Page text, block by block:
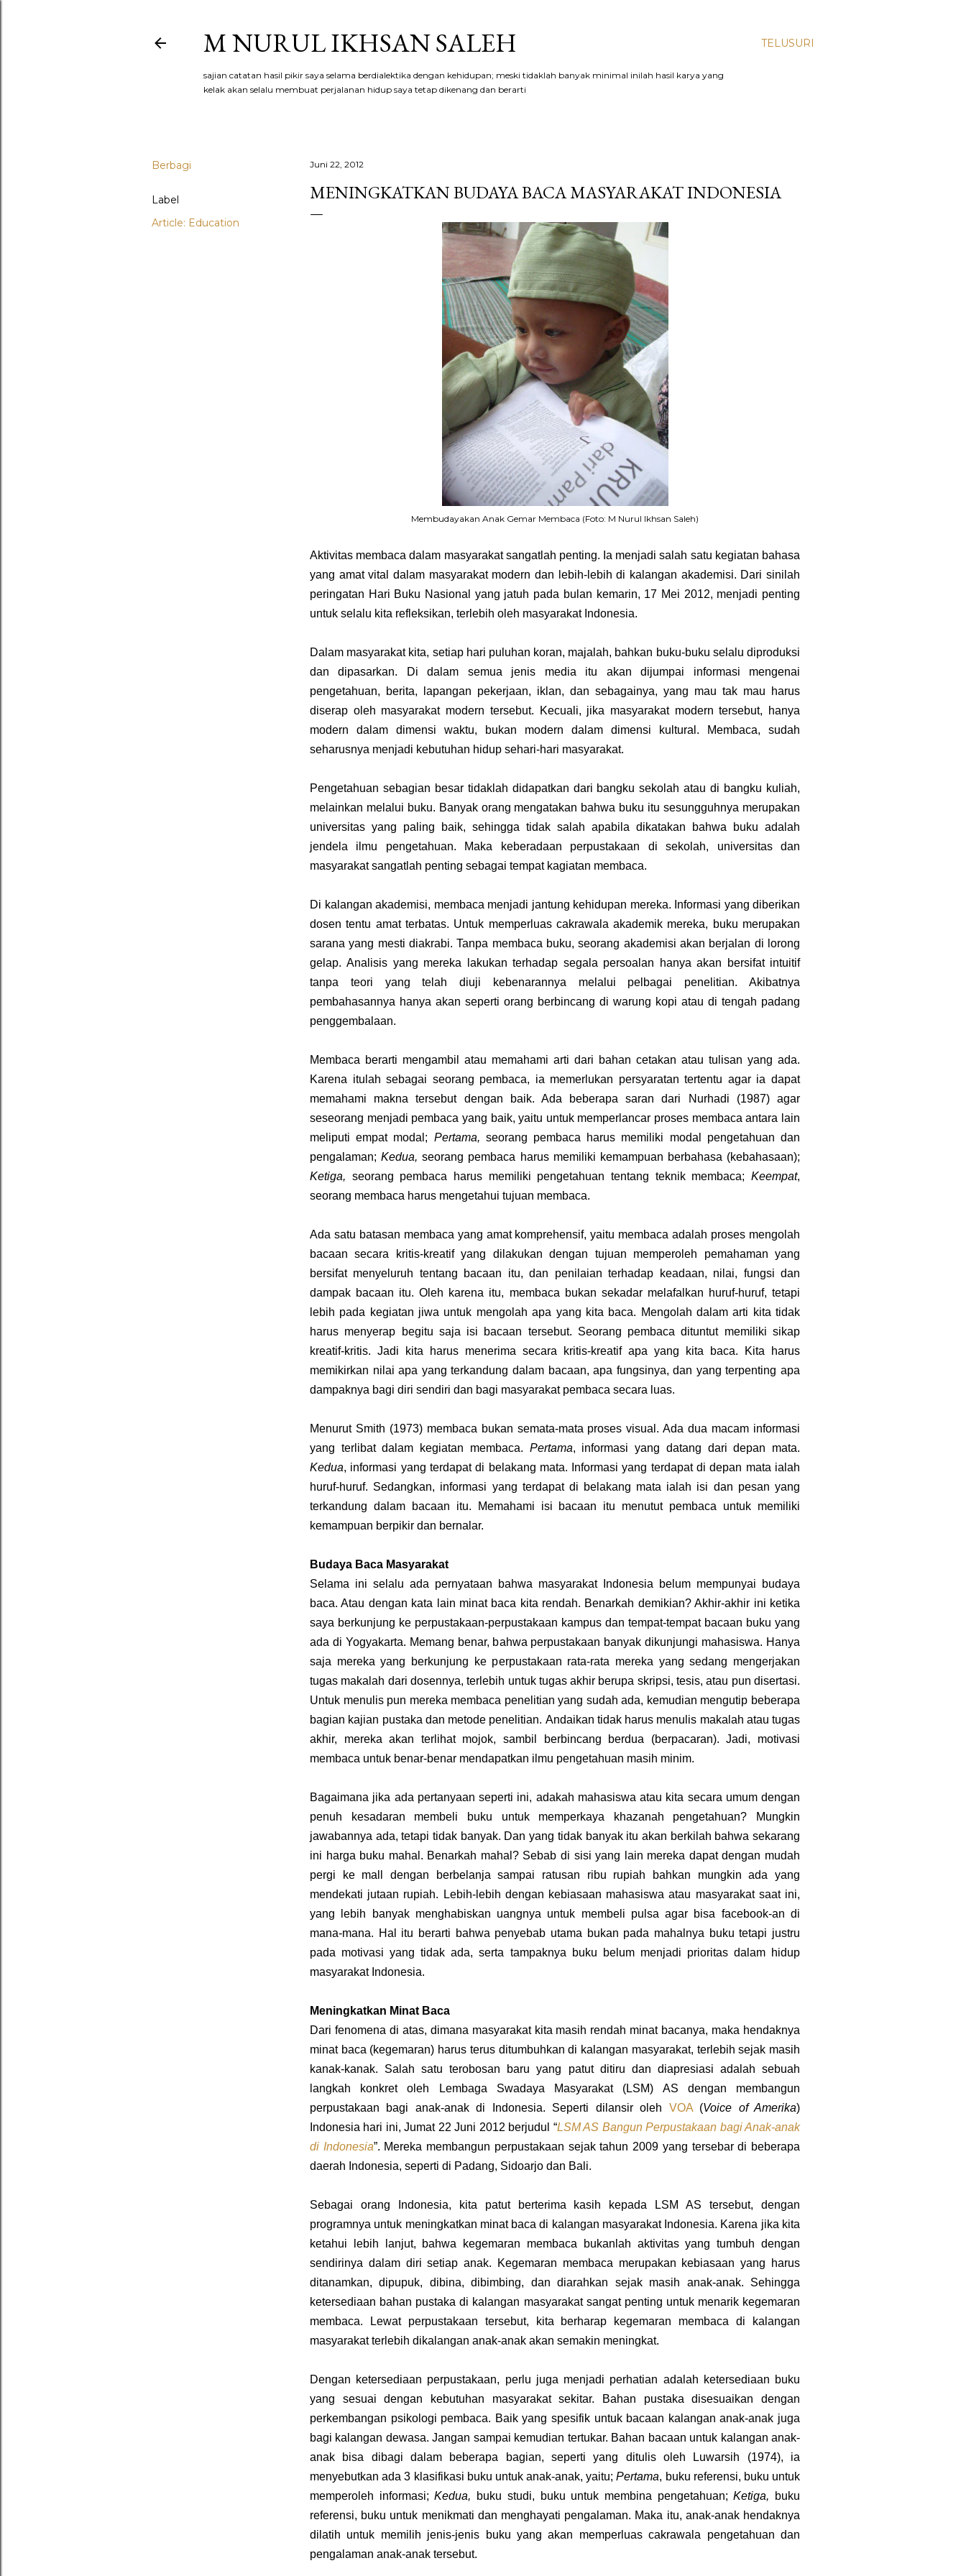
TELUSURI
M NURUL IKHSAN SALEH
sajian catatan hasil pikir saya selama berdialektika dengan kehidupan; meski tidaklah banyak minimal inilah hasil karya yang
kelak akan selalu membuat perjalanan hidup saya tetap dikenang dan berarti
Berbagi
Label
Article: Education
Juni 22, 2012
MENINGKATKAN BUDAYA BACA MASYARAKAT INDONESIA
Membudayakan Anak Gemar Membaca (Foto: M Nurul Ikhsan Saleh)
Aktivitas membaca dalam masyarakat sangatlah penting. Ia menjadi salah satu kegiatan bahasa
yang amat vital dalam masyarakat modern dan lebih-lebih di kalangan akademisi. Dari sinilah
peringatan Hari Buku Nasional yang jatuh pada bulan kemarin, 17 Mei 2012, menjadi penting
untuk selalu kita refleksikan, terlebih oleh masyarakat Indonesia.
Dalam masyarakat kita, setiap hari puluhan koran, majalah, bahkan buku-buku selalu diproduksi
dan dipasarkan.
Di dalam semua jenis media itu akan dijumpai informasi mengenai
pengetahuan, berita, lapangan pekerjaan, iklan, dan sebagainya, yang mau tak mau harus
diserap oleh masyarakat modern tersebut. Kecuali, jika masyarakat modern tersebut, hanya
modern dalam dimensi waktu, bukan modern dalam dimensi kultural. Membaca, sudah
seharusnya menjadi kebutuhan hidup sehari-hari masyarakat.
Pengetahuan sebagian besar tidaklah didapatkan dari bangku sekolah atau di bangku kuliah,
melainkan melalui buku. Banyak orang mengatakan bahwa buku itu sesungguhnya merupakan
universitas yang paling baik, sehingga tidak salah apabila dikatakan bahwa buku adalah
jendela ilmu pengetahuan. Maka keberadaan perpustakaan di sekolah, universitas dan
masyarakat sangatlah penting sebagai tempat kagiatan membaca.
Di kalangan akademisi, membaca menjadi jantung kehidupan mereka. Informasi yang diberikan
dosen tentu amat terbatas. Untuk memperluas cakrawala akademik mereka, buku merupakan
sarana yang mesti diakrabi.Tanpa membaca buku, seorang akademisi akan berjalan di lorong
gelap.Analisis yang mereka lakukan terhadap segala persoalan hanya akan bersifat intuitif
tanpa teori yang telah diuji kebenarannya melalui pelbagai penelitian. Akibatnya
pembahasannya hanya akan seperti orang berbincang di warung kopi atau di tengah padang
penggembalaan.
Membaca berarti mengambil atau memahami arti dari bahan cetakan atau tulisan yang ada.
Karena itulah sebagai seorang pembaca, ia memerlukan persyaratan tertentu agar ia dapat
memahami makna tersebut dengan baik. Ada beberapa saran dari Nurhadi (1987) agar
seseorang menjadi pembaca yang baik, yaitu untuk memperlancar proses membaca antara lain
meliputi empat modal; Pertama, seorang pembaca harus memiliki modal pengetahuan dan
pengalaman;Kedua,seorang pembaca harus memiliki kemampuan berbahasa (kebahasaan);
Ketiga, seorang pembaca harus memiliki pengetahuan tentang teknik membaca;Keempat,
seorang membaca harus mengetahui tujuan membaca.
Ada satu batasan membaca yang amat komprehensif, yaitu membaca adalah proses mengolah
bacaan secara kritis-kreatif yang dilakukan dengan tujuan memperoleh pemahaman yang
bersifat menyeluruh tentang bacaan itu, dan penilaian terhadap keadaan, nilai, fungsi dan
dampak bacaan itu. Oleh karena itu, membaca bukan sekadar melafalkan huruf-huruf, tetapi
lebih pada kegiatan jiwa untuk mengolah apa yang kita baca. Mengolah dalam arti kita tidak
harus menyerap begitu saja isi bacaan tersebut. Seorang pembaca dituntut memiliki sikap
kreatif-kritis. Jadi kita harus menerima secara kritis-kreatif apa yang kita baca. Kita harus
memikirkan nilai apa yang terkandung dalam bacaan, apa fungsinya, dan yang terpenting apa
dampaknya bagi diri sendiri dan bagi masyarakat pembaca secara luas.
Menurut Smith (1973) membaca bukan semata-mata proses visual. Ada dua macam informasi
yang terlibat dalam kegiatan membaca. Pertama, informasi yang datang dari depan mata.
Kedua, informasi yang terdapat di belakang mata. Informasi yang terdapat di depan mata ialah
huruf-huruf. Sedangkan, informasi yang terdapat di belakang mata ialah isi dan pesan yang
terkandung dalam bacaan itu. Memahami isi bacaan itu menutut pembaca untuk memiliki
kemampuan berpikir dan bernalar.
Budaya Baca Masyarakat
Selama ini selalu ada pernyataan bahwa masyarakat Indonesia belum mempunyai budaya
baca. Atau dengan kata lain minat baca kita rendah. Benarkah demikian? Akhir-akhir ini ketika
saya berkunjung ke perpustakaan-perpustakaan kampus dan tempat-tempat bacaan buku yang
ada di Yogyakarta. Memang benar, bahwa perpustakaan banyak dikunjungi mahasiswa. Hanya
saja mereka yang berkunjung ke perpustakaan rata-rata mereka yang sedang mengerjakan
tugas makalah dari dosennya, terlebih untuk tugas akhir berupa skripsi, tesis, atau pun disertasi.
Untuk menulis pun mereka membaca penelitian yang sudah ada, kemudian mengutip beberapa
bagian kajian pustaka dan metode penelitian. Andaikan tidak harus menulis makalah atau tugas
akhir, mereka akan terlihat mojok, sambil berbincang berdua (berpacaran). Jadi, motivasi
membaca untuk benar-benar mendapatkan ilmu pengetahuan masih minim.
Bagaimana jika ada pertanyaan seperti ini, adakah mahasiswa atau kita secara umum dengan
penuh kesadaran membeli buku untuk memperkaya khazanah pengetahuan? Mungkin
jawabannya ada, tetapi tidak banyak. Dan yang tidak banyak itu akan berkilah bahwa sekarang
ini harga buku mahal. Benarkah mahal? Sebab di sisi yang lain mereka dapat dengan mudah
pergi ke mall dengan berbelanja sampai ratusan ribu rupiah bahkan mungkin ada yang
mendekati jutaan rupiah. Lebih-lebih dengan kebiasaan mahasiswa atau masyarakat saat ini,
yang lebih banyak menghabiskan uangnya untuk membeli pulsa agar bisa facebook-an di
mana-mana. Hal itu berarti bahwa penyebab utama bukan pada mahalnya buku tetapi justru
pada motivasi yang tidak ada, serta tampaknya buku belum menjadi prioritas dalam hidup
masyarakat Indonesia.
Meningkatkan Minat Baca
Dari fenomena di atas, dimana masyarakat kita masih rendah minat bacanya, maka hendaknya
minat baca (kegemaran) harus terus ditumbuhkan di kalangan masyarakat, terlebih sejak masih
kanak-kanak. Salah satu terobosan baru yang patut ditiru dan diapresiasi adalah sebuah
langkah konkret oleh Lembaga Swadaya Masyarakat (LSM) AS dengan membangun
perpustakaan bagi anak-anak di Indonesia. Seperti dilansir oleh VOA(Voice of Amerika)
Indonesia hari ini, Jumat 22 Juni 2012 berjudul “LSM AS Bangun Perpustakaan bagi Anak-anak
di Indonesia”. Mereka membangun perpustakaan sejak tahun 2009 yang tersebar di beberapa
daerah Indonesia, seperti di Padang, Sidoarjo dan Bali.
Sebagai orang Indonesia, kita patut berterima kasih kepada LSM AS tersebut, dengan
programnya untuk meningkatkan minat baca di kalangan masyarakat Indonesia. Karena jika kita
ketahui lebih lanjut, bahwa kegemaran membaca bukanlah aktivitas yang tumbuh dengan
sendirinya dalam diri setiap anak. Kegemaran membaca merupakan kebiasaan yang harus
ditanamkan, dipupuk, dibina, dibimbing, dan diarahkan sejak masih anak-anak. Sehingga
ketersediaan bahan pustaka di kalangan masyarakat sangat penting untuk menarik kegemaran
membaca. Lewat perpustakaan tersebut, kita berharap kegemaran membaca di kalangan
masyarakat terlebih dikalangan anak-anak akan semakin meningkat.
Dengan ketersediaan perpustakaan, perlu juga menjadi perhatian adalah ketersediaan buku
yang sesuai dengan kebutuhan masyarakat sekitar. Bahan pustaka disesuaikan dengan
perkembangan psikologi pembaca. Baik yang spesifik untuk bacaan kalangan anak-anak juga
bagi kalangan dewasa. Jangan sampai kemudian tertukar. Bahan bacaan untuk kalangan anak-
anak bisa dibagi dalam beberapa bagian, seperti yang ditulis oleh Luwarsih (1974), ia
menyebutkan ada 3 klasifikasi buku untuk anak-anak, yaitu;Pertama, buku referensi, buku untuk
memperoleh informasi;Kedua, buku studi, buku untuk membina pengetahuan;Ketiga,
buku
referensi, buku untuk menikmati dan menghayati pengalaman. Maka itu, anak-anak hendaknya
dilatih untuk memilih jenis-jenis buku yang akan memperluas cakrawala pengetahuan dan
pengalaman anak-anak tersebut.